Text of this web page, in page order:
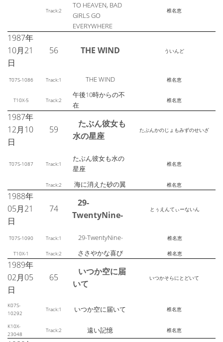
Track:2
TO HEAVEN, BAD
GIRLS GO
EVERYWHERE
椎名恵
1987年
10月21
日
56 THE WIND ういんど
T07S-1086 Track:1 THE WIND 椎名恵
T10X-5 Track:2
午後10時からの不
在
椎名恵
1987年
12月10
日
59
たぶん彼女も
水の星座
たぶんかのじょもみずのせいざ
T07S-1087 Track:1
たぶん彼女も水の
星座
椎名恵
Track:2 海に消えた砂の翼 椎名恵
1988年
05月21
日
74
29-
TwentyNine-
とぅえんてぃーないん
T07S-1090 Track:1 29-TwentyNine- 椎名恵
T10X-1 Track:2 ささやかな喜び 椎名恵
1989年
02月05
日
65
いつか空に届
いて
いつかそらにとどいて
K07S-
10292
Track:1 いつか空に届いて 椎名恵
K10X-
23048
Track:2 遠い記憶 椎名恵